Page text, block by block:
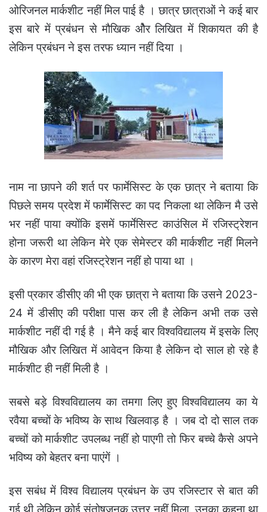
ओरिजनल मार्कशीट नहीं मिल पाई है । छात्र छात्राओं ने कई बार
इस बारे में प्रबंधन से मौखिक ओैर लिखित में शिकायत की है
लेकिन प्रबंधन ने इस तरफ ध्यान नहीं दिया ।
नाम ना छापने की शर्त पर फार्मेसिस्ट के एक छात्र ने बताया कि
पिछले समय प्रदेश में फार्मेसिस्ट का पद निकला था लेकिन मै उसे
भर नहीं पाया क्योंकि इसमें फार्मेसिस्ट काउंसिल में रजिस्ट्रेशन
होना जरूरी था लेकिन मेरे एक सेमेस्टर की मार्कशीट नहीं मिलने
के कारण मेरा वहां रजिस्ट्रेशन नहीं हो पाया था ।
इसी प्रकार डीसीए की भी एक छात्रा ने बताया कि उसने 2023-
24 में डीसीए की परीक्षा पास कर ली है लेकिन अभी तक उसे
मार्कशीट नहीं दी गई है । मैने कई बार विश्वविद्यालय में इसके लिए
मौखिक और लिखित में आवेदन किया है लेकिन दो साल हो रहे है
मार्कशीट ही नहीं मिली है ।
सबसे बड़े विश्वविद्यालय का तमगा लिए हुए विश्वविद्यालय का ये
रवैया बच्चों के भविष्य के साथ खिलवाड़ है । जब दो दो साल तक
बच्चों को मार्कशीट उपलब्ध नहीं हो पाएगी तो फिर बच्चे कैसे अपने
भविष्य को बेहतर बना पाएंगें ।
इस सबंध में विश्व विद्यालय प्रबंधन के उप रजिस्टार से बात की